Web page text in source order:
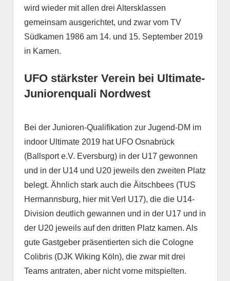
wird wieder mit allen drei Altersklassen
gemeinsam ausgerichtet, und zwar vom TV
Südkamen 1986 am 14. und 15. September 2019
in Kamen.
UFO stärkster Verein bei Ultimate-
Juniorenquali Nordwest
Bei der Junioren-Qualifikation zur Jugend-DM im
indoor Ultimate 2019 hat UFO Osnabrück
(Ballsport e.V. Eversburg) in der U17 gewonnen
und in der U14 und U20 jeweils den zweiten Platz
belegt. Ähnlich stark auch die Äitschbees (TUS
Hermannsburg, hier mit Verl U17), die die U14-
Division deutlich gewannen und in der U17 und in
der U20 jeweils auf den dritten Platz kamen. Als
gute Gastgeber präsentierten sich die Cologne
Colibris (DJK Wiking Köln), die zwar mit drei
Teams antraten, aber nicht vorne mitspielten.